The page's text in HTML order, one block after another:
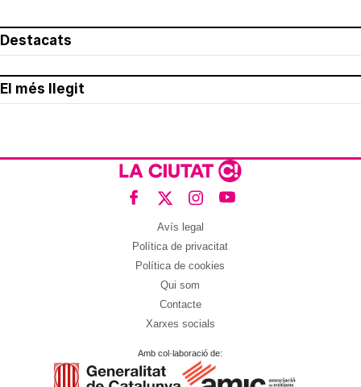
Destacats
El més llegit
Avís legal
Política de privacitat
Política de cookies
Qui som
Contacte
Xarxes socials
Amb col·laboració de: